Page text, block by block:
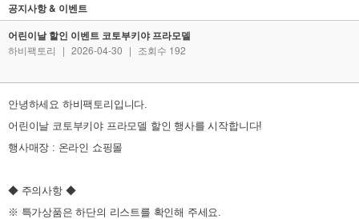
공지사항 & 이벤트
어린이날 할인 이벤트 코토부키야 프라모델
하비팩토리 | 2026-04-30 | 조회수 192
안녕하세요 하비팩토리입니다.
어린이날 코토부키야 프라모델 할인 행사를 시작합니다!
행사매장 : 온라인 쇼핑몰
◆ 주의사항 ◆
※ 특가상품은 하단의 리스트를 확인해 주세요.